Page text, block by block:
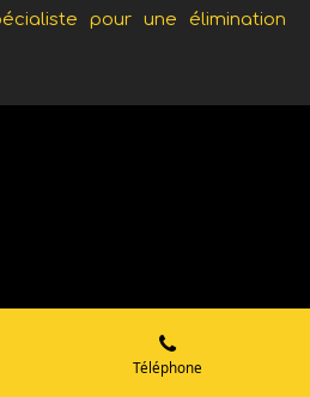
pour une élimination
Téléphone